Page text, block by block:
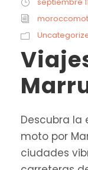
Descubra la
moto por
ciudades